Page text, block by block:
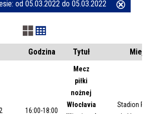
—
od 05.03.2022 do 05.03.2022
Godzina Tytuł
16:00-18:00
Mecz
piłki
nożnej
Włocłavia
Stadion